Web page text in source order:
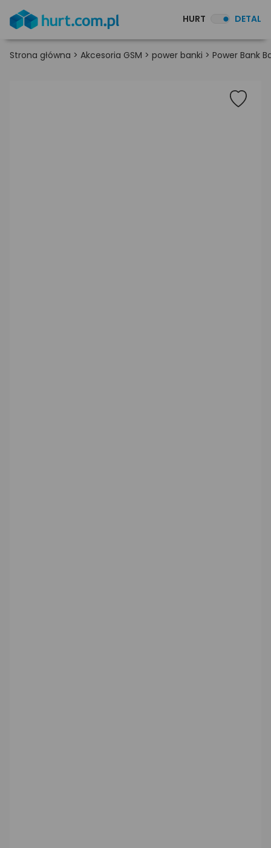
HURT DETAL
Strona główna > Akcesoria GSM > power banki > Power Bank